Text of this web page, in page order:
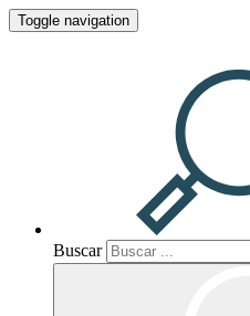
Toggle navigation
Buscar